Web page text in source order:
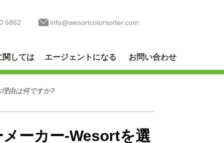
6862 info@wesortcolorsorter.com
関しては エージェントになる お問い合わせ
由は何ですか?
ーカー-Wesortを選